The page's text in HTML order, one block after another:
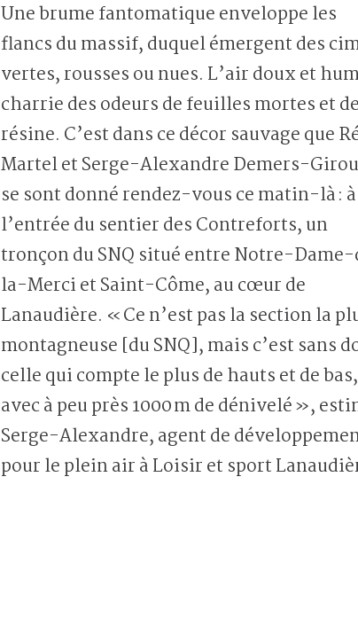
Une brume fantomatique enveloppe les
flancs du massif, duquel émergent des
vertes, rousses ou nues. L’air doux et
charrie des odeurs de feuilles mortes et de
résine. C’est dans ce décor sauvage que
Martel et Serge-Alexandre Demers-
se sont donné rendez-vous ce matin-là : à
l’entrée du sentier des Contreforts, un
tronçon du SNQ situé entre Notre-
la-Merci et Saint-Côme, au cœur de
Lanaudière. « Ce n’est pas la section la
montagneuse [du SNQ], mais c’est sans
celle qui compte le plus de hauts et de bas,
avec à peu près 1000 m de dénivelé »,
Serge-Alexandre, agent de
pour le plein air à Loisir et sport